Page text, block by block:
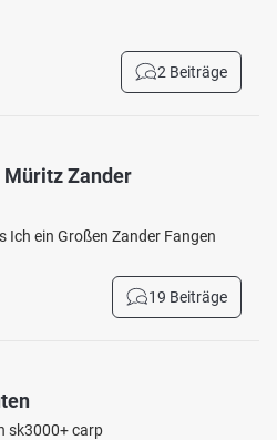
2 Beiträge
Müritz Zander
ein Großen Zander Fangen
19 Beiträge
sk3000+ carp